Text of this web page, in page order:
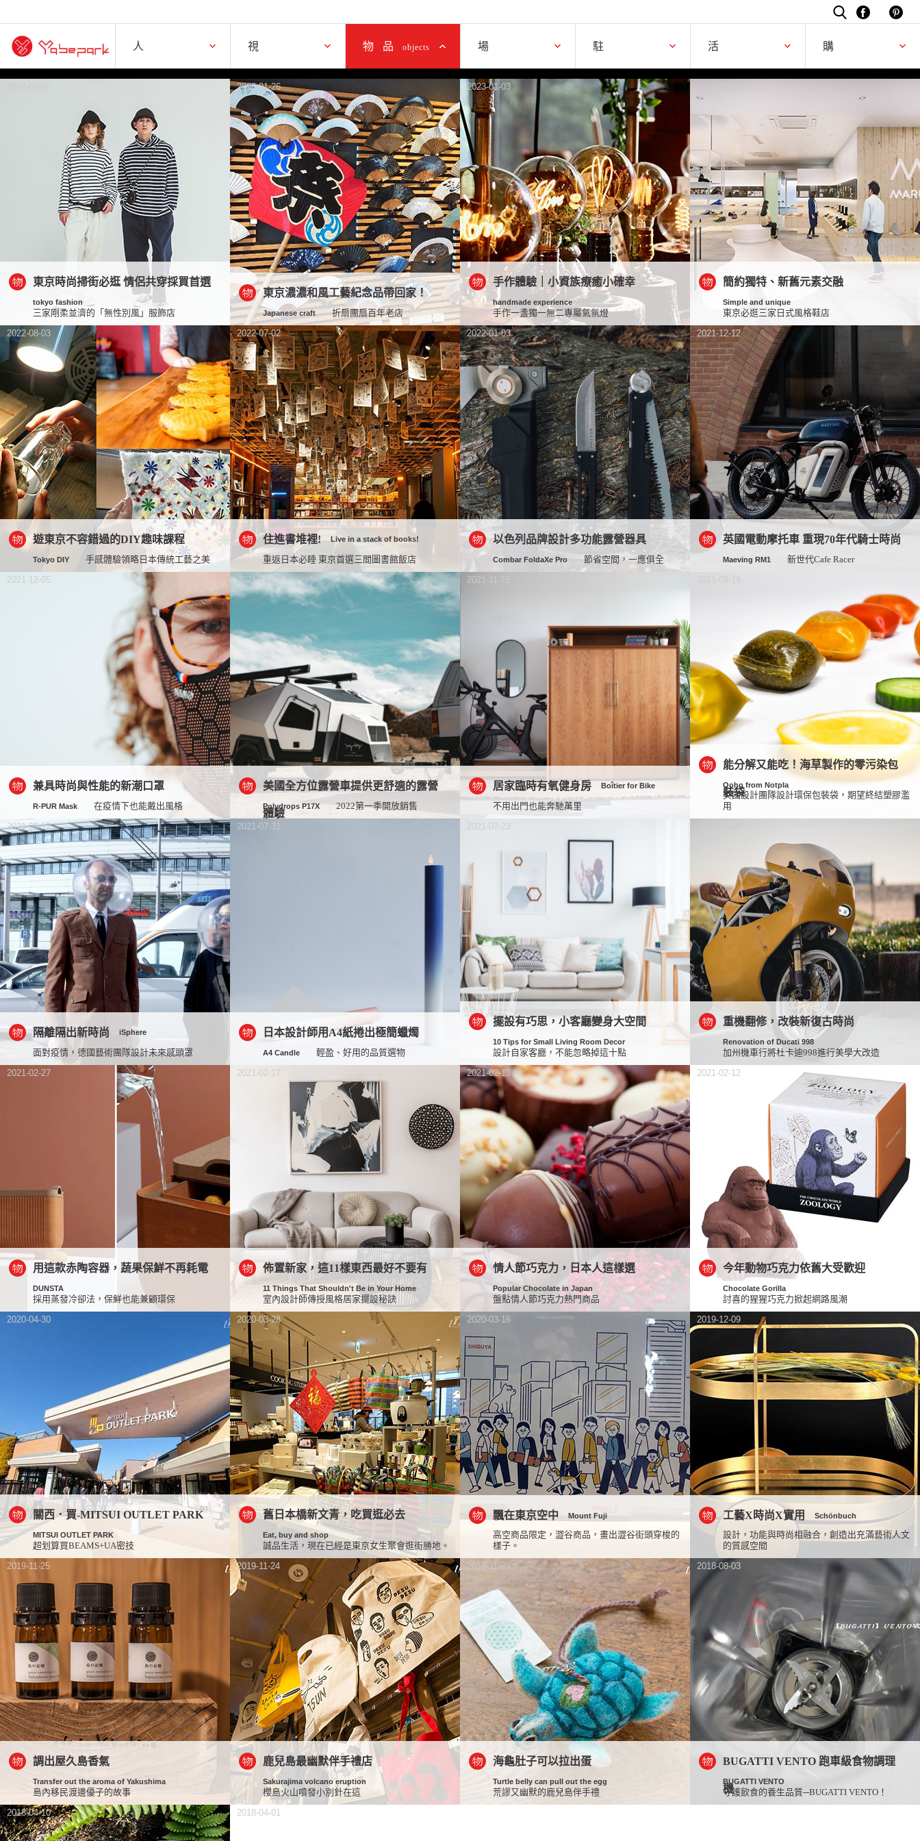
人 視 物
物品objects 場 駐 活 購
東京時尚掃街必逛 情侶共穿採買首選
tokyo fashion
三家剛柔並濟的「無性別風」服飾店
2023-01-26
東京濃濃和風工藝紀念品帶回家！
Japanese craft 折扇團扇百年老店
2023-01-03
手作體驗｜小資族療癒小確幸
handmade experience
手作一盞獨一無二專屬氣氛燈
簡約獨特、新舊元素交融
Simple and unique
東京必逛三家日式風格鞋店
2022-08-03
遊東京不容錯過的DIY趣味課程
Tokyo DIY 手感體驗領略日本傳統工藝之美
2022-07-02
住進書堆裡! Live in a stack of books!
重返日本必睡 東京首選三間圖書館飯店
2022-01-03
以色列品牌設計多功能露營器具
Combar FoldaXe Pro 節省空間，一應俱全
2021-12-12
英國電動摩托車 重現70年代騎士時尚
Maeving RM1
新世代Cafe Racer
2021-12-05
兼具時尚與性能的新潮口罩
R-PUR Mask 在疫情下也能戴出風格
2021-11-21
美國全方位露營車提供更舒適的露營
體驗
Polydrops P17X 2022第一季開放銷售
2021-11-15
居家臨時有氧健身房 Boîtier for Bike
不用出門也能奔馳萬里
能分解又能吃！海草製作的零污染包
裝袋
Ooho from Notpla
英國設計團隊設計環保包裝袋，期望終結塑膠濫
用
2021-09-12
隔離隔出新時尚 iSphere
面對疫情，德國藝術團隊設計未來感頭罩
2021-07-31
日本設計師用A4紙捲出極簡蠟燭
A4 Candle 輕盈、好用的品質選物
2021-07-23
擺設有巧思，小客廳變身大空間
10 Tips for Small Living Room Decor
設計自家客廳，不能忽略掉這十點
重機翻修，改裝新復古時尚
Renovation of Ducati 998
加州機車行將杜卡迪998進行美學大改造
2021-02-27
用這款赤陶容器，蔬果保鮮不再耗電
DUNSTA
採用蒸發冷卻法，保鮮也能兼顧環保
2021-02-17
佈置新家，這11樣東西最好不要有
11 Things That Shouldn't Be in Your Home
室內設計師傳授風格居家擺設秘訣
2021-02-13
情人節巧克力，日本人這樣選
Popular Chocolate in Japan
盤點情人節巧克力熱門商品
2021-02-12
今年動物巧克力依舊大受歡迎
Chocolate Gorilla
討喜的猩猩巧克力掀起網路風潮
2020-04-30
關西．買-MITSUI OUTLET PARK
MITSUI OUTLET PARK
超划算買BEAMS+UA密技
2020-03-28
舊日本橋新文青，吃買逛必去
Eat, buy and shop
誠品生活，現在已經是東京女生聚會逛街勝地。
2020-03-16
飄在東京空中 Mount Fuji
高空商品限定，澀谷商品，畫出澀谷街頭穿梭的
樣子。
2019-12-09
工藝X時尚X實用 Schönbuch
設計，功能與時尚相融合，創造出充滿藝術人文
的質感空間
2019-11-25
調出屋久島香氣
Transfer out the aroma of Yakushima
島內移民渡邊優子的故事
2019-11-24
鹿兒島最幽默伴手禮店
Sakurajima volcano eruption
櫻島火山噴發小別針在這
2019-11-23
海龜肚子可以拉出蛋
Turtle belly can pull out the egg
荒謬又幽默的鹿兒島伴手禮
2018-08-03
BUGATTI VENTO 跑車級食物調理
機
BUGATTI VENTO
守護飲食的養生品質─BUGATTI VENTO！
2018-04-10
2018-04-01